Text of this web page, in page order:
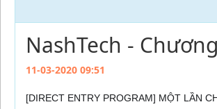
NashTech -
11-03-2020 09:51
[DIRECT ENTRY PROGRAM] MỘT LẦN